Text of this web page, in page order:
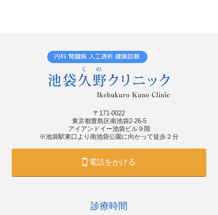
〒171-0022
東京都豊島区南池袋2-26-5
アイアンドイー池袋ビル９階
※池袋駅東口より南池袋公園に向かって徒歩２分
電話をかける
診療時間